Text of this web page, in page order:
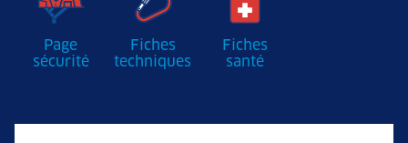
Page
sécurité
Fiches
techniques
Fiches
santé